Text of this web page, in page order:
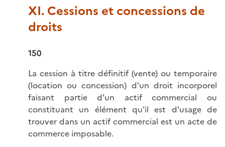
XI. Cessions et concessions de
droits
150
La cession à titre définitif (vente) ou temporaire
(location ou concession) d'un droit incorporel
faisant partie d'un actif commercial ou
constituant un élément qu'il est d'usage de
trouver dans un actif commercial est un acte de
commerce imposable.